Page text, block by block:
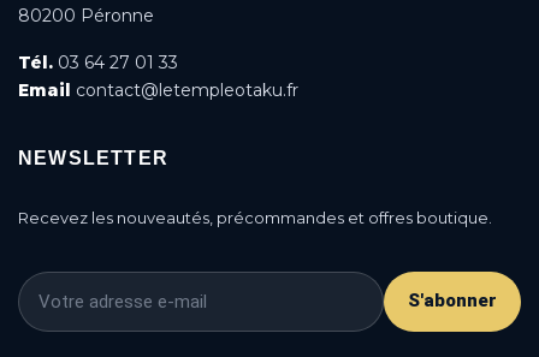
80200 Péronne
Tél. 03 64 27 01 33
Email contact@letempleotaku.fr
NEWSLETTER
Recevez les nouveautés, précommandes et offres boutique.
S'abonner